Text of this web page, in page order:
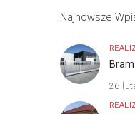
Najnowsze
26